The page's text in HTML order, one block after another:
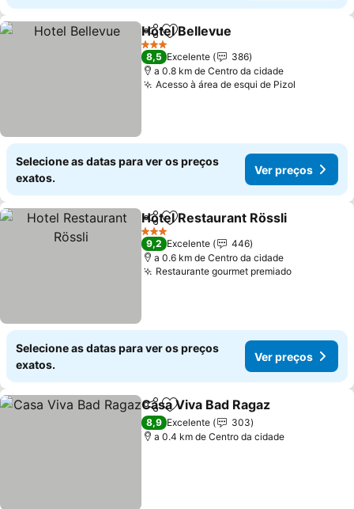
PartilharAdicionar aos favoritos
Hotel Bellevue
3 Estrelas
8,5 Excelente
386
a 0.8 km de Centro da cidade
Acesso à área de esqui de Pizol
Selecione as datas para ver os preços
exatos.
Ver preços
PartilharAdicionar aos favoritos
Hotel Restaurant Rössli
3 Estrelas
9,2 Excelente
446
a 0.6 km de Centro da cidade
Restaurante gourmet premiadoVer
Selecione as datas para ver os preços
exatos.
Ver preços
PartilharAdicionar aos favoritos
Casa Viva Bad Ragaz
8,9 Excelente
303
a 0.4 km de Centro da cidade